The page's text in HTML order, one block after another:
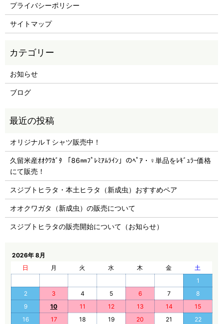
プライバシーポリシー
サイトマップ
お知らせ
ブログ
オリジナルＴシャツ販売中！
久留米産ｵｵｸﾜｶﾞﾀ 「86㎜ﾌﾟﾚﾐｱﾑﾗｲﾝ」のﾍﾟｱ・♀単品をﾚｷﾞｭﾗｰ価格
にて販売！
スジブトヒラタ・本土ヒラタ（新成虫）おすすめペア
オオクワガタ（新成虫）の販売について
スジブトヒラタの販売開始について（お知らせ）
2026年 8月
日
月 火 水 木 金
土
1
2
3 4 5 6 7
8
9
10 11 12 13 14
15
16
17 18 19 20 21
22